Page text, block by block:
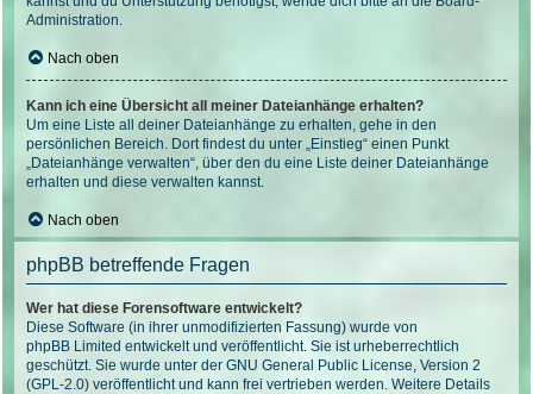
Administration.
Nach oben
Kann ich eine Übersicht all meiner Dateianhänge erhalten?
Um eine Liste all deiner Dateianhänge zu erhalten, gehe in den
persönlichen Bereich. Dort findest du unter „Einstieg“ einen Punkt
„Dateianhänge verwalten“, über den du eine Liste deiner Dateianhänge
erhalten und diese verwalten kannst.
Nach oben
phpBB betreffende Fragen
Wer hat diese Forensoftware entwickelt?
Diese Software (in ihrer unmodifizierten Fassung) wurde von
phpBB Limited entwickelt und veröffentlicht. Sie ist urheberrechtlich
geschützt. Sie wurde unter der GNU General Public License, Version 2
(GPL-2.0) veröffentlicht und kann frei vertrieben werden. Weitere Details